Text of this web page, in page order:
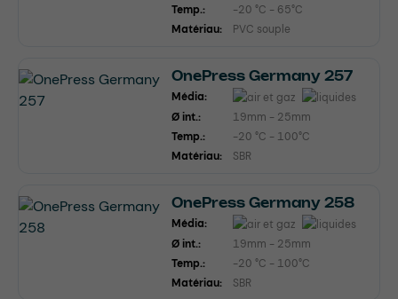
Temp.:
-20 °C - 65°C
Matériau:
PVC souple
OnePress Germany 257
Média:
Ø int.:
19mm - 25mm
Temp.:
-20 °C - 100°C
Matériau:
SBR
OnePress Germany 258
Média:
Ø int.:
19mm - 25mm
Temp.:
-20 °C - 100°C
Matériau:
SBR